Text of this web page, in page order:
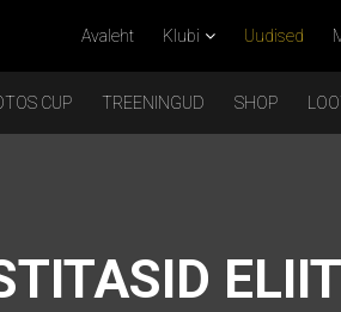
Avaleht Klubi Uudised
CUP TREENINGUD SHOP